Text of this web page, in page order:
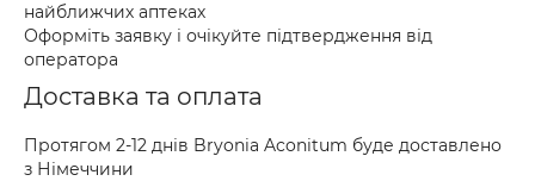
найближчих аптеках
Оформіть заявку і очікуйте підтвердження від
оператора
Доставка та оплата
Протягом 2-12 днів Bryonia Aconitum буде доставлено
з Німеччини